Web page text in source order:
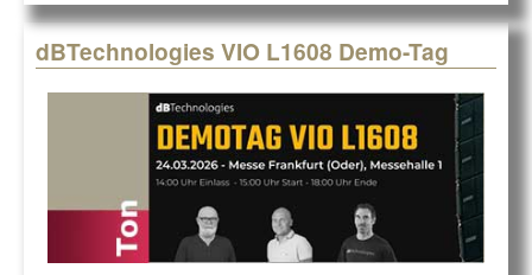
dBTechnologies VIO L1608 Demo-Tag